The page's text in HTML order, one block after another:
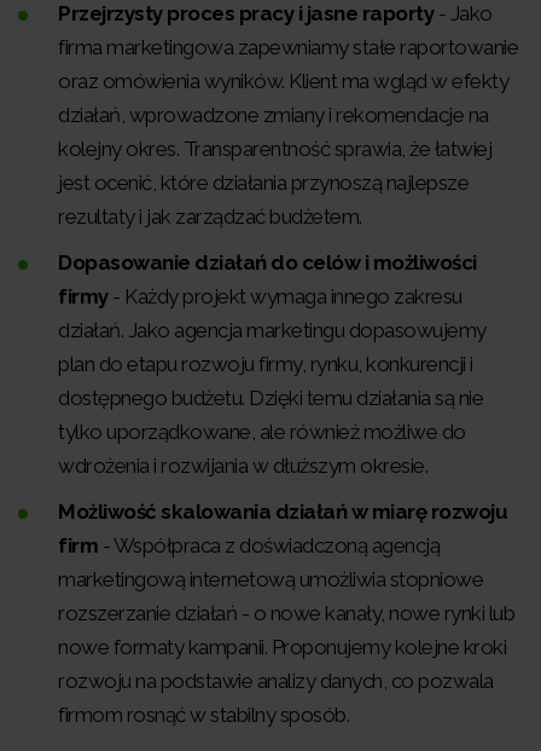
Przejrzysty proces pracy i jasne raporty- Jako
firma marketingowa zapewniamy stałe raportowanie
oraz omówienia wyników. Klient ma wgląd w efekty
działań, wprowadzone zmiany i rekomendacje na
kolejny okres. Transparentność sprawia, że łatwiej
jest ocenić, które działania przynoszą najlepsze
rezultaty i jak zarządzać budżetem.
Dopasowanie działań do celów i możliwości
firmy- Każdy projekt wymaga innego zakresu
działań. Jako agencja marketingu dopasowujemy
plan do etapu rozwoju firmy, rynku, konkurencji i
dostępnego budżetu. Dzięki temu działania są nie
tylko uporządkowane, ale również możliwe do
wdrożenia i rozwijania w dłuższym okresie.
Możliwość skalowania działań w miarę rozwoju
firm - Współpraca z doświadczoną agencją
marketingową internetową umożliwia stopniowe
rozszerzanie działań - o nowe kanały, nowe rynki lub
nowe formaty kampanii. Proponujemy kolejne kroki
rozwoju na podstawie analizy danych, co pozwala
firmom rosnąć w stabilny sposób.